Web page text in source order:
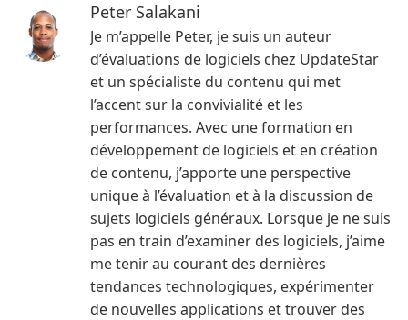
Peter Salakani
Je m’appelle Peter, je suis un auteur
d’évaluations de logiciels chez UpdateStar
et un spécialiste du contenu qui met
l’accent sur la convivialité et les
performances. Avec une formation en
développement de logiciels et en création
de contenu, j’apporte une perspective
unique à l’évaluation et à la discussion de
sujets logiciels généraux. Lorsque je ne suis
pas en train d’examiner des logiciels, j’aime
me tenir au courant des dernières
tendances technologiques, expérimenter
de nouvelles applications et trouver des